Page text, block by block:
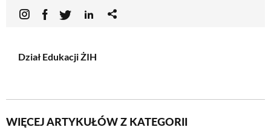
Dział Edukacji ŻIH
WIĘCEJ ARTYKUŁÓW Z KATEGORII